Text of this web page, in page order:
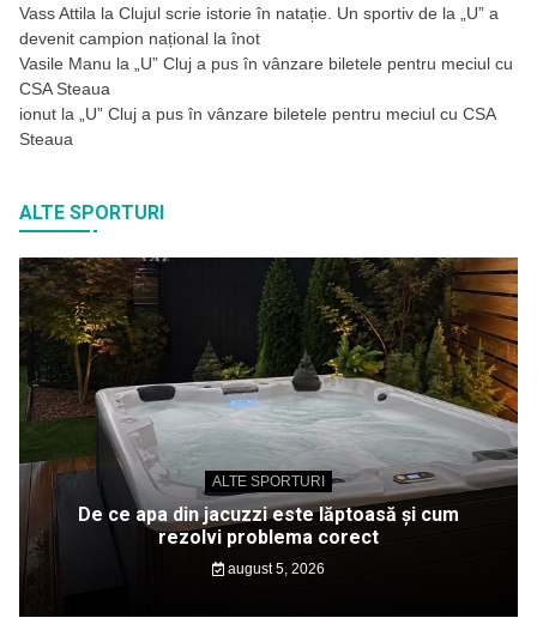
Vass Attila la Clujul scrie istorie în natație. Un sportiv de la „U” a
devenit campion național la înot
Vasile Manu la „U” Cluj a pus în vânzare biletele pentru meciul cu
CSA Steaua
ionut la „U” Cluj a pus în vânzare biletele pentru meciul cu CSA
Steaua
ALTE SPORTURI
ALTE SPORTURI
De ce apa din jacuzzi este lăptoasă și cum
rezolvi problema corect
august 5, 2026